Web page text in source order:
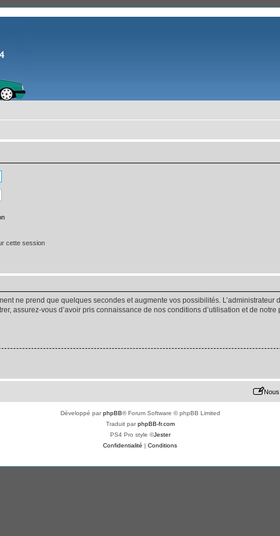
cette session
ne prend que quelques secondes et augmente vos possibilités.
assurez-vous d’avoir pris connaissance de nos conditions d’utilisation et de
Développé parphpBB® Forum Software © phpBB Limited
Traduit parphpBB-fr.com
PS4 Pro style ©Jester
Confidentialité | Conditions